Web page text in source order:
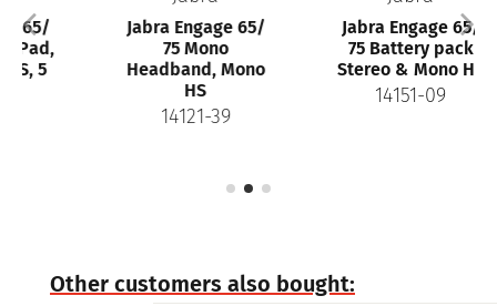
Jabra Engage 65/
75 Mono
Headband, Mono
14121-39
Jabra Engage 65/
75 Battery pack
Stereo & Mono HS
14151-09
Other customers also bought: